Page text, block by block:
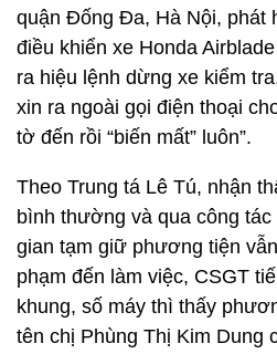
quận Đống Đa, Hà Nội, phát
điều khiển xe Honda
ra hiệu lệnh dừng xe kiểm
xin ra ngoài gọi điện thoại
tờ đến rồi “biến mất” luôn”.
Theo Trung tá Lê Tú, nhận
bình thường và qua công
gian tạm giữ phương tiện
phạm đến làm việc, CSGT
khung, số máy thì thấy
tên chị Phùng Thị Kim Dung